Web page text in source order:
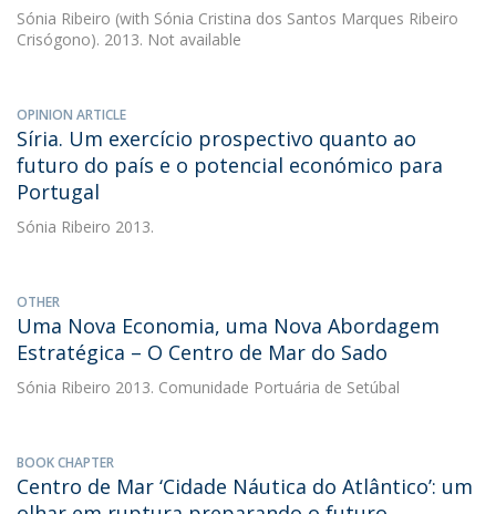
Sónia Ribeiro (with Sónia Cristina dos Santos Marques Ribeiro
Crisógono). 2013. Not available
OPINION ARTICLE
Síria. Um exercício prospectivo quanto ao
futuro do país e o potencial económico para
Portugal
Sónia Ribeiro 2013.
OTHER
Uma Nova Economia, uma Nova Abordagem
Estratégica – O Centro de Mar do Sado
Sónia Ribeiro 2013. Comunidade Portuária de Setúbal
BOOK CHAPTER
Centro de Mar ‘Cidade Náutica do Atlântico’: um